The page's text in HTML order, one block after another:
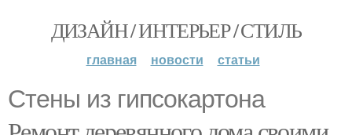
ДИЗАЙН / ИНТЕРЬЕР / СТИЛЬ
главная новости статьи
Стены из гипсокартона